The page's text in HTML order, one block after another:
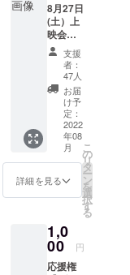
8月27日
(土）上
映会参
加権【1
名分】
プラッ
ツ習志
野で開
催され
る上映
会に1名
参加で
きる権
利で
す。 ２
回上映
め、鑑
賞希望
の時間
をお選
支援
者：
47人
お届
け予
定：
2022
年08
月
詳細を見る
こ
の
リ
タ
ー
ン
を
選
択
す
る
1,0
00 円
応援権